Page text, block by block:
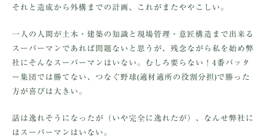
それと造成から外構までの計画、これがまたややこしい。
一人の人間が土木・建築の知識と現場管理・意匠構造まで出来る
スーパーマンであれば問題ないと思うが、残念ながら私を始め弊
社にそんなスーパーマンはいない。むしろ要らない！4番バッタ
ー集団では勝てない、つなぐ野球(適材適所の役割分担)で勝った
方が喜びは大きい。
話は逸れそうになったが（いや完全に逸れたが）、なんせ弊社に
はスーパーマンはいない。